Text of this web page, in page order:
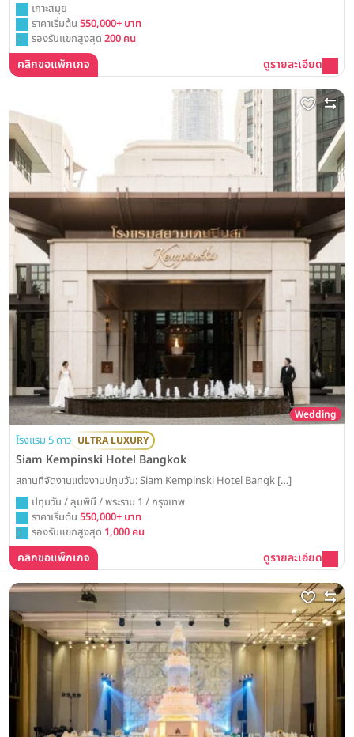
เกาะสมุย
ราคาเริ่มต้น 550,000+ บาท
รองรับแขกสูงสุด 200 คน
คลิกขอแพ็กเกจ ดูรายละเอียด
Wedding
โรงแรม 5 ดาว ULTRA LUXURY
Siam Kempinski Hotel Bangkok
สถานที่จัดงานแต่งงานปทุมวัน: Siam Kempinski Hotel Bangk […]
ปทุมวัน / ลุมพินี / พระราม 1 / กรุงเทพ
ราคาเริ่มต้น 550,000+ บาท
รองรับแขกสูงสุด 1,000 คน
คลิกขอแพ็กเกจ ดูรายละเอียด